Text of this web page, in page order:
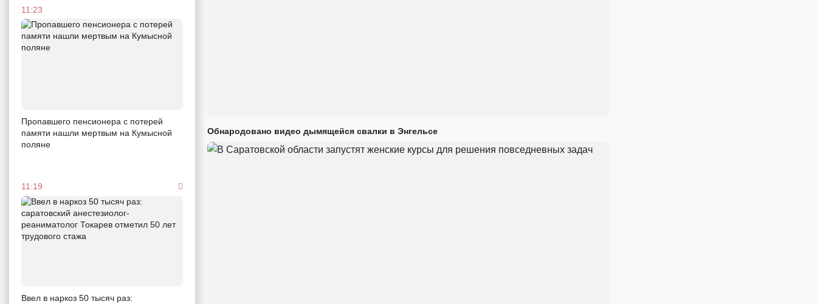
11:23
Пропавшего пенсионера с потерей
памяти нашли мертвым на Кумысной
поляне
11:19
Ввел в наркоз 50 тысяч раз:
Обнародовано видео дымящейся свалки в Энгельсе